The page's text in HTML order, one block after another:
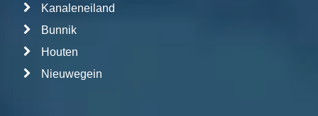
Kanaleneiland
Bunnik
Houten
Nieuwegein